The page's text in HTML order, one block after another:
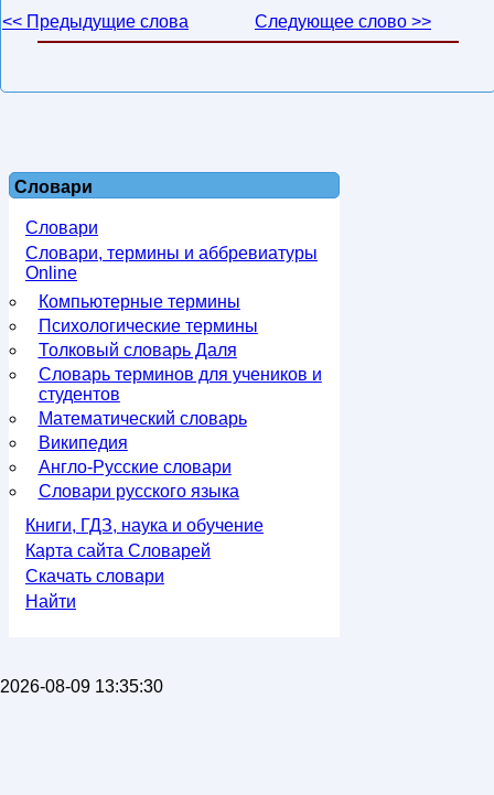
<< Предыдущие слова
Следующее слово >>
Словари
Словари
Словари, термины и аббревиатуры
Online
Компьютерные термины
Психологические термины
Толковый словарь Даля
Словарь терминов для учеников и
студентов
Математический словарь
Википедия
Англо-Русские словари
Словари русского языка
Книги, ГДЗ, наука и обучение
Карта сайта Словарей
Скачать словари
Найти
2026-08-09 13:35:30